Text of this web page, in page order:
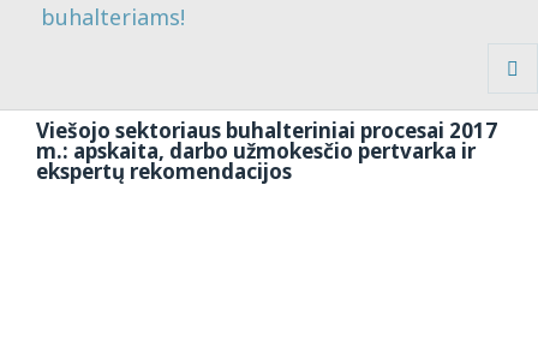
buhalteriams!
Viešojo sektoriaus buhalteriniai procesai 2017
m.: apskaita, darbo užmokesčio pertvarka ir
ekspertų rekomendacijos